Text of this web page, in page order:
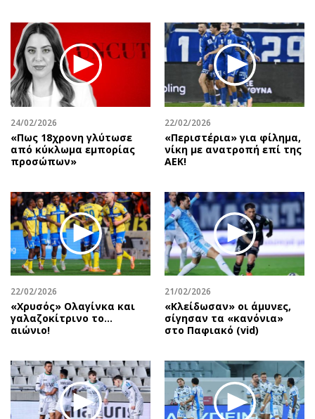
24/02/2026
«Πως 18χρονη γλύτωσε
από κύκλωμα εμπορίας
προσώπων»
22/02/2026
«Περιστέρια» για φίλημα,
νίκη με ανατροπή επί της
ΑΕΚ!
22/02/2026
«Χρυσός» Ολαγίνκα και
γαλαζοκίτρινο το…
αιώνιο!
21/02/2026
«Κλείδωσαν» οι άμυνες,
σίγησαν τα «κανόνια»
στο Παφιακό (vid)